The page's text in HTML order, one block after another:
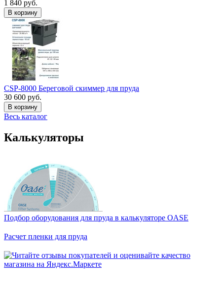
1 840 руб.
В корзину
CSP-8000 Береговой скиммер для пруда
30 600 руб.
В корзину
Весь каталог
Калькуляторы
Подбор оборудования для пруда в калькуляторе OASE
Расчет пленки для пруда